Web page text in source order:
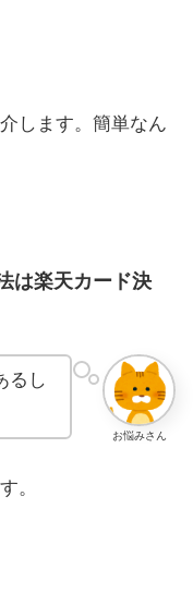
します。簡単なん
は楽天カード決
お悩みさん
るし
。